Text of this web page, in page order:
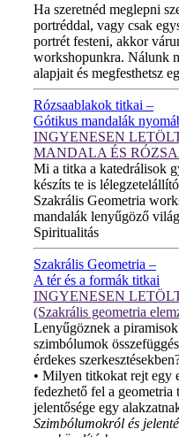
Ha szeretnéd meglepni
portréddal, vagy csak
portrét festeni, akkor
workshopunkra. Nálunk
alapjait és megfesthetsz
Rózsaablakok titkai –
Gótikus mandalák
INGYENESEN
MANDALA ÉS
Mi a titka a katedrálisok
készíts te is
Szakrális Geometria
mandalák lenyűgöző
Spiritualitás
Szakrális Geometria –
A tér és a formák titkai
INGYENESEN
(Szakrális geometria
Lenyűgöznek a
szimbólumok
érdekes
• Milyen titkokat rejt egy
fedezhető fel a geometria
jelentősége egy
Szimbólumokról és